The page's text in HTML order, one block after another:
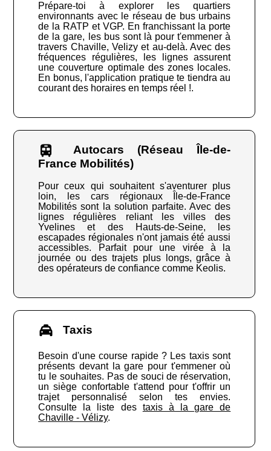
Prépare-toi à explorer les quartiers
environnants avec le réseau de bus urbains
de la RATP et VGP. En franchissant la porte
de la gare, les bus sont là pour t'emmener à
travers Chaville, Velizy et au-delà. Avec des
fréquences régulières, les lignes assurent
une couverture optimale des zones locales.
En bonus, l'application pratique te tiendra au
courant des horaires en temps réel !.
Autocars (Réseau Île-de-
France Mobilités)
Pour ceux qui souhaitent s'aventurer plus
loin, les cars régionaux Île-de-France
Mobilités sont la solution parfaite. Avec des
lignes régulières reliant les villes des
Yvelines et des Hauts-de-Seine, les
escapades régionales n'ont jamais été aussi
accessibles. Parfait pour une virée à la
journée ou des trajets plus longs, grâce à
des opérateurs de confiance comme Keolis.
Taxis
Besoin d'une course rapide ? Les taxis sont
présents devant la gare pour t'emmener où
tu le souhaites. Pas de souci de réservation,
un siège confortable t'attend pour t'offrir un
trajet personnalisé selon tes envies.
Consulte la liste des taxis à la gare de
Chaville - Vélizy.